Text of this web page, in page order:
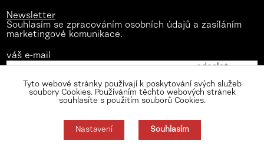
Newsletter
Souhlasím se zpracováním osobních údajů a zasíláním
marketingové komunikace.
váš e-mail
Zásady zpracování osobních údajů
Nastavení cookies
Tyto webové stránky používají k poskytování svých služeb
soubory Cookies. Používáním těchto webových stránek
souhlasíte s použitím souborů Cookies.
Nastavení Souhlasím